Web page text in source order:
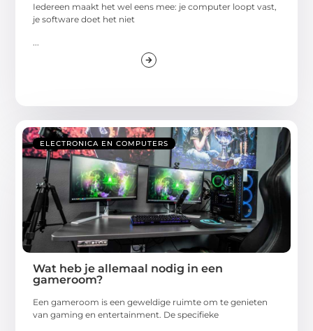
Iedereen maakt het wel eens mee: je computer loopt vast,
je software doet het niet
ELECTRONICA EN COMPUTERS
Wat heb je allemaal nodig in een
gameroom?
Een gameroom is een geweldige ruimte om te genieten
van gaming en entertainment. De specifieke